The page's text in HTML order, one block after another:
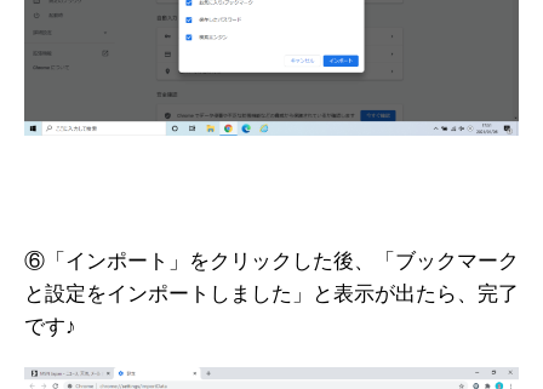
⑥「インポート」をクリックした後、「ブックマーク
と設定をインポートしました」と表示が出たら、完了
です♪